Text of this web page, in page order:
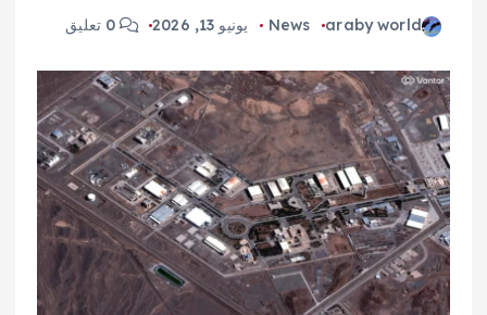
araby world
News يونيو 13, 2026 0 تعليق